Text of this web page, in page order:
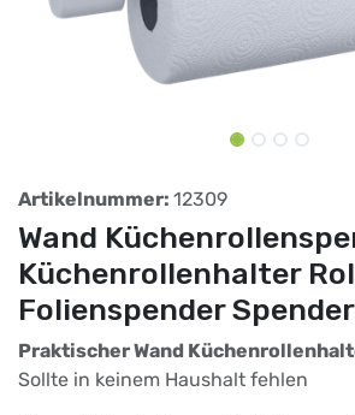
Artikelnummer: 12309
Wand
Küchenrollenhalter
Folienspender Spender
Praktischer Wand
Sollte in keinem Haushalt fehlen